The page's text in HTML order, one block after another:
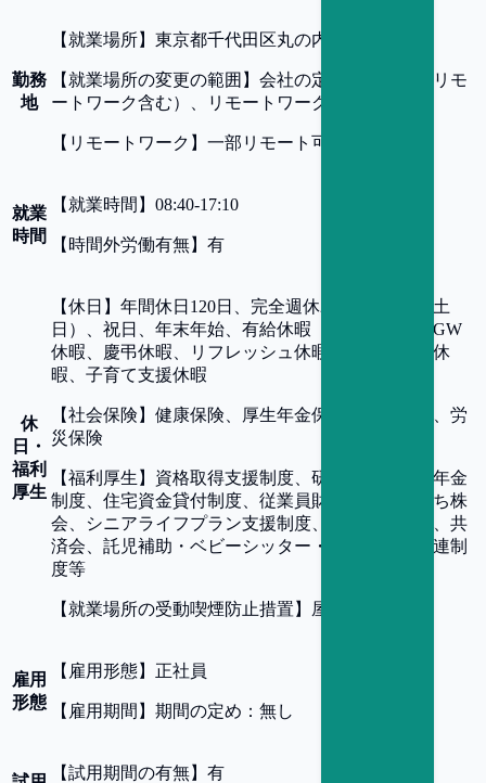
勤務
地
【 就業場所】 東京都千代田区丸の内1-4-5
【 就業場所の変更の範囲 】 会社の定める事業所（リモ
ートワーク含む）、リモートワークは相談可
【 リモートワーク 】 一部リモート可
就業
時間
【 就業時間 】 08:40-17:10
【 時間外労働有無】 有
休
日・
福利
厚生
【休日 】 年間休日120日、完全週休2日制（原則、土
日）、祝日、年末年始、有給休暇（最大20日）、GW
休暇、慶弔休暇、リフレッシュ休暇、看護・介護休
暇、子育て支援休暇
【社会保険 】 健康保険、厚生年金保険、雇用保険、労
災保険
【福利厚生 】 資格取得支援制度、研修支援制度、年金
制度、住宅資金貸付制度、従業員財形、従業員持ち株
会、シニアライフプラン支援制度、行員団体保険、共
済会、託児補助・ベビーシッター・子育て支援関連制
度等
【 就業場所の受動喫煙防止措置 】 屋内全面禁煙
雇用
形態
【 雇用形態】 正社員
【 雇用期間 】 期間の定め：無し
【試用期間の有無】 有